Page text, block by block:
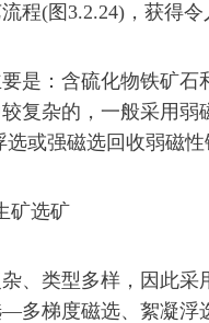
程(图3.2.24)，获得令
：含硫化物铁矿石
复杂的，一般采用
或强磁选回收弱磁性
选矿
类型多样，因此采
多梯度磁选、絮凝浮